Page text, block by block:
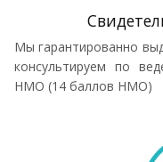
Мы гарантированно
консультируем по
НМО (14 баллов НМО)